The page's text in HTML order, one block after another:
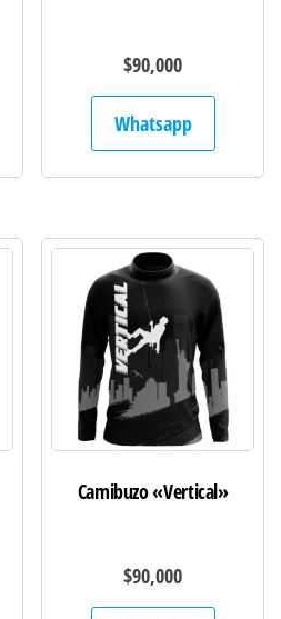
$90,000
Whatsapp
Camibuzo «Vertical»
$90,000